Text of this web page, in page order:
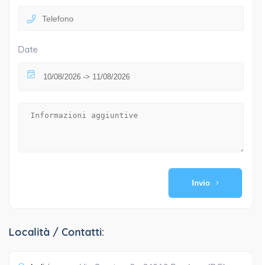
Date
Invio
Località / Contatti: